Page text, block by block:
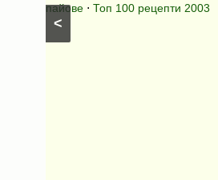
<
пайове ⋅ Топ 100 рецепти 2003